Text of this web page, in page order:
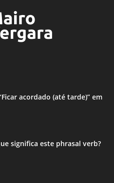
acordado (até tarde)” em
significa este phrasal verb?